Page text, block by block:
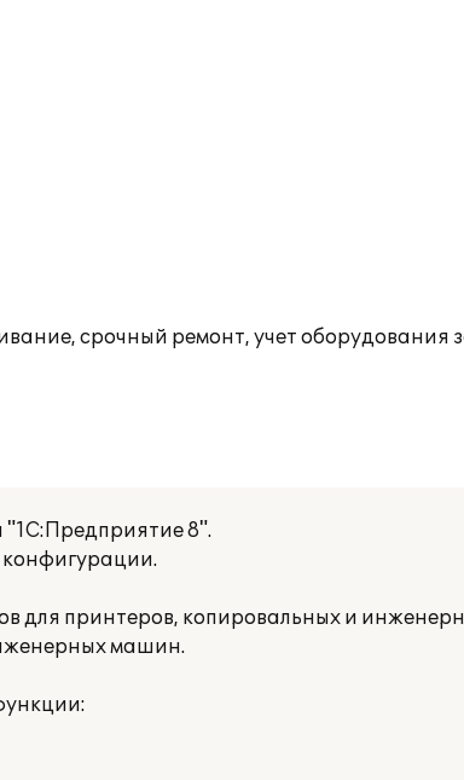
срочный ремонт, учет оборудования
"1С:Предприятие 8".
конфигурации.
для принтеров, копировальных и
машин.